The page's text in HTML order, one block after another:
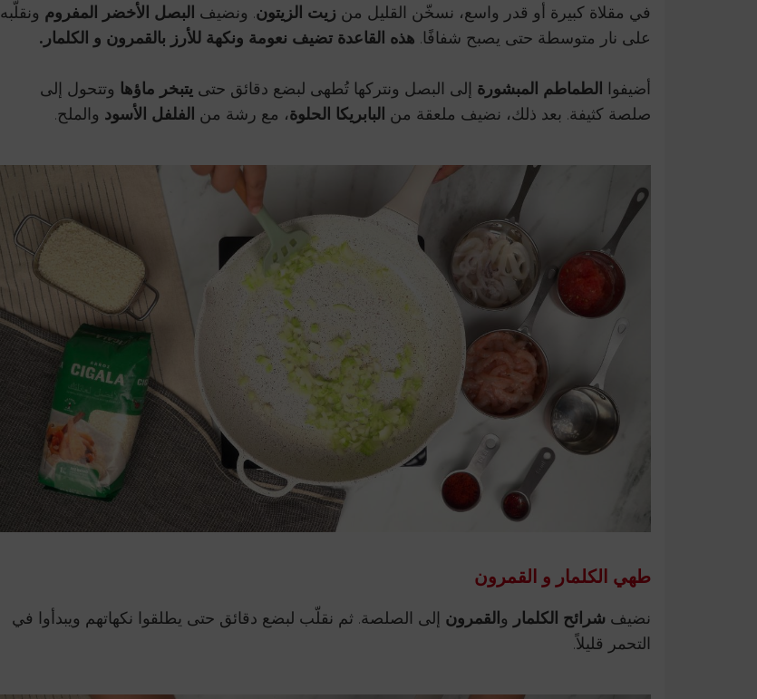
في مقلاة كبيرة أو قدر واسع، نسخّن القليل من زيت الزيتون. ونضيف البصل الأخضر المفروم ونقلّبه
على نار متوسطة حتى يصبح شفافًا. هذه القاعدة تضيف نعومة ونكهة للأرز بالقمرون و الكلمار.
أضيفوا الطماطم المبشورة إلى البصل ونتركها تُطهى لبضع دقائق حتى يتبخر ماؤها وتتحول إلى
صلصة كثيفة. بعد ذلك، نضيف ملعقة من البابريكا الحلوة، مع رشة من الفلفل الأسود والملح.
طهي الكلمار و القمرون
نضيف شرائح الكلمار والقمرون إلى الصلصة. ثم نقلّب لبضع دقائق حتى يطلقوا نكهاتهم ويبدأوا في
التحمر قليلاً.